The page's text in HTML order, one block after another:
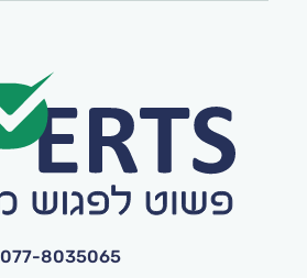
077-8035065